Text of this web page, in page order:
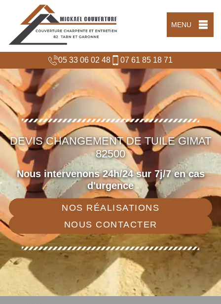
MENU
05 33 06 02 48 07 61 85 18 71
DEVIS CHANGEMENT DE TUILE GIMAT
82500
Nous intervenons 24h/24 sur 7j/7 en cas
d'urgence
NOS RÉALISATIONS
NOUS CONTACTER